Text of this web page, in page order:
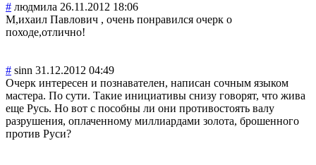
# людмила 26.11.2012 18:06
М,ихаил Павлович , очень понравился очерк о
походе,отлично!
# sinn 31.12.2012 04:49
Очерк интересен и познавателен, написан сочным языком
мастера. По сути. Такие инициативы снизу говорят, что жива
еще Русь. Но вот с пособны ли они противостоять валу
разрушения, оплаченному миллиардами золота, брошенного
против Руси?